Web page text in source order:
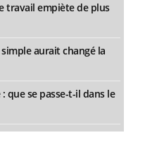
travail empiète de plus
aurait changé la
que se passe-t-il dans le